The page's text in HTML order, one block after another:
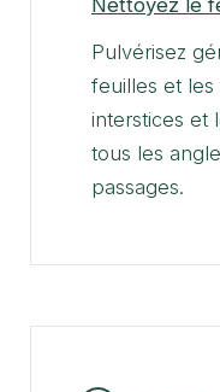
Nettoyez le
Pulvérisez
feuilles et les
interstices et
tous les
passages.